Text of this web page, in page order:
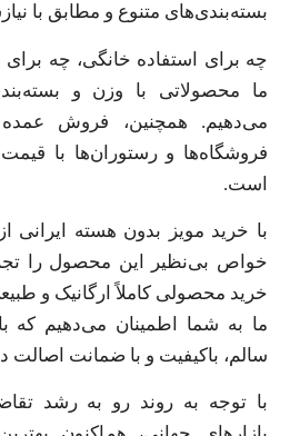
بسته‌بندی‌های متنوع و مطابق با
چه برای استفاده خانگی، چه
ما محصولاتی با وزن و
می‌دهیم. همچنین، فروش
فروشگاه‌ها و رستوران‌ها با
است.
با خرید مویز بدون هسته ایرانی
خواص بی‌نظیر این محصول را
خرید محصولی کاملاً ارگانیک و
ما به شما اطمینان می‌دهیم که
سالم، باکیفیت و با ضمانت اصالت
با توجه به روند رو به رشد